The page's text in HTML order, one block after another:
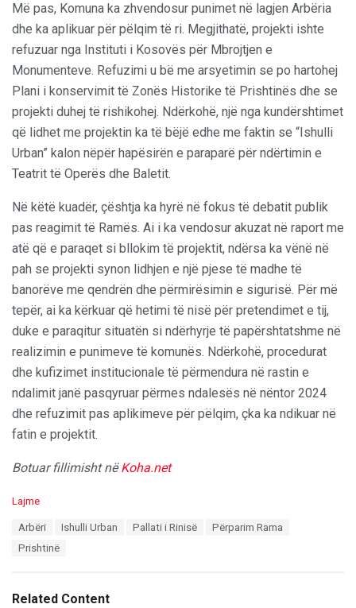
Më pas, Komuna ka zhvendosur punimet në lagjen Arbëria
dhe ka aplikuar për pëlqim të ri. Megjithatë, projekti ishte
refuzuar nga Instituti i Kosovës për Mbrojtjen e
Monumenteve. Refuzimi u bë me arsyetimin se po hartohej
Plani i konservimit të Zonës Historike të Prishtinës dhe se
projekti duhej të rishikohej. Ndërkohë, një nga kundërshtimet
që lidhet me projektin ka të bëjë edhe me faktin se “Ishulli
Urban” kalon nëpër hapësirën e paraparë për ndërtimin e
Teatrit të Operës dhe Baletit.
Në këtë kuadër, çështja ka hyrë në fokus të debatit publik
pas reagimit të Ramës. Ai i ka vendosur akuzat në raport me
atë që e paraqet si bllokim të projektit, ndërsa ka vënë në
pah se projekti synon lidhjen e një pjese të madhe të
banorëve me qendrën dhe përmirësimin e sigurisë. Për më
tepër, ai ka kërkuar që hetimi të nisë për pretendimet e tij,
duke e paraqitur situatën si ndërhyrje të papërshtatshme në
realizimin e punimeve të komunës. Ndërkohë, procedurat
dhe kufizimet institucionale të përmendura në rastin e
ndalimit janë pasqyruar përmes ndalesës në nëntor 2024
dhe refuzimit pas aplikimeve për pëlqim, çka ka ndikuar në
fatin e projektit.
Botuar fillimisht nëKoha.net
C
i
Lajme
Arbëri Ishulli Urban Pallati i Rinisë
Përparim Rama
Prishtinë
Related Content